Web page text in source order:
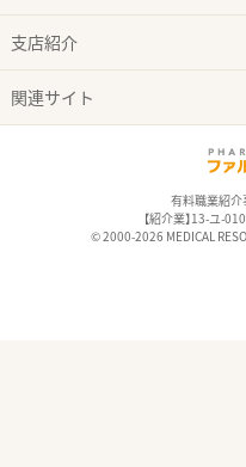
支店紹介
関連サイト
有料職業紹
【紹介業】13-ユ-
© 2000-2026 MEDICAL